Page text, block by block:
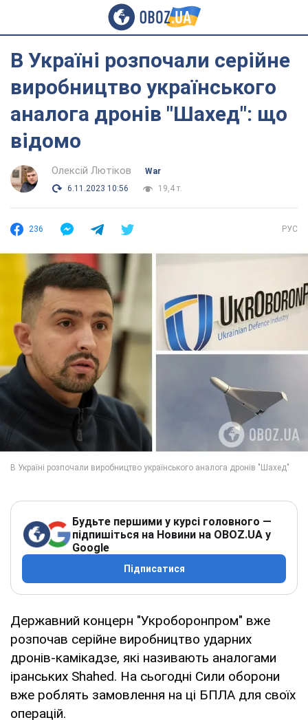
В Україні розпочали серійне
виробництво українського
аналога дронів "Шахед": що
відомо
Олексій Лютіков
War
6.11.2023 10:56
19,4 т.
236 РУС
Будьте першими у курсі головного —
підпишіться на Новини на OBOZ.UA у
Google
Підписатися
Державний концерн "Укроборонпром" вже
розпочав серійне виробництво ударних
дронів-камікадзе, які називають аналогами
іранських Shahed. На сьогодні Сили оборони
вже роблять замовлення на ці БПЛА для своїх
операцій.